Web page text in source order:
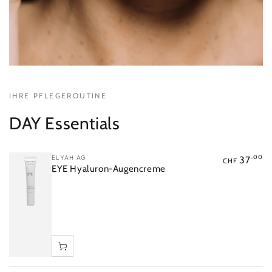
IHRE PFLEGEROUTINE
DAY Essentials
Verkäufer/in:
ELYAH AG
EYE Hyaluron-Augencreme
CHF 37.00